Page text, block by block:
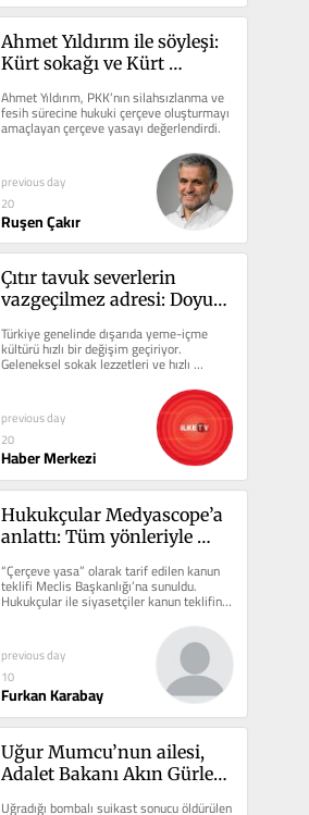
Ahmet Yıldırım ile söyleşi:
Kürt sokağı ve Kürt
değişiyor mu?
Ahmet Yıldırım, PKK’nın silahsızlanma ve
fesih sürecine hukuki çerçeve oluşturmayı
amaçlayan çerçeve yasayı değerlendirdi.
previous day
20
Ruşen Çakır
Çıtır tavuk severlerin
vazgeçilmez adresi: Doyuyo
Türkiye genelinde dışarıda yeme-içme
kültürü hızlı bir değişim geçiriyor.
Geleneksel sokak lezzetleri ve hızlı
previous day
20
Haber Merkezi
Hukukçular Medyascope’a
anlattı: Tüm yönleriyle
“Çerçeve yasa” olarak tarif edilen kanun
teklifi Meclis Başkanlığı’na sunuldu.
Hukukçular ile siyasetçiler kanun teklifini
değerlendirdi.
previous day
10
Furkan Karabay
Uğur Mumcu’nun ailesi,
Adalet Bakanı Akın Gürlek
Uğradığı bombalı suikast sonucu öldürülen